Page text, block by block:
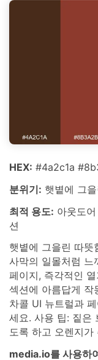
HEX: #4a2c1a
분위기: 햇볕에 그
최적 용도: 아웃도
션
햇볕에 그을린 따뜻
사막의 일몰처럼 느
페이지, 즉각적인
섹션에 아름답게 작
차콜 UI 뉴트럴과
세요. 사용 팁: 짙은
도록 하고 오렌지가
media.io를 사용하